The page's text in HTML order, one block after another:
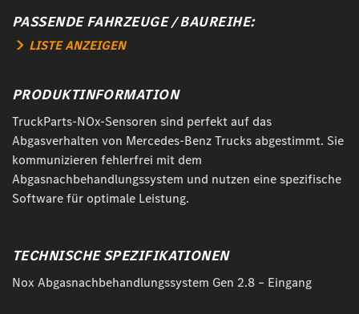
PASSENDE FAHRZEUGE / BAUREIHE:
LISTE ANZEIGEN
PRODUKTINFORMATION
TruckParts-NOx-Sensoren sind perfekt auf das
Abgasverhalten von Mercedes-Benz Trucks abgestimmt. Sie
kommunizieren fehlerfrei mit dem
Abgasnachbehandlungssystem und nutzen eine spezifische
Software für optimale Leistung.
TECHNISCHE SPEZIFIKATIONEN
Nox Abgasnachbehandlungssystem Gen 2.8 – Eingang